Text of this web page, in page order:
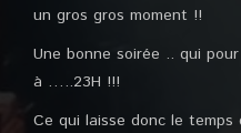
un gros gros moment !!
Une bonne soirée .. qui
à …..23H !!!
Ce qui laisse donc le